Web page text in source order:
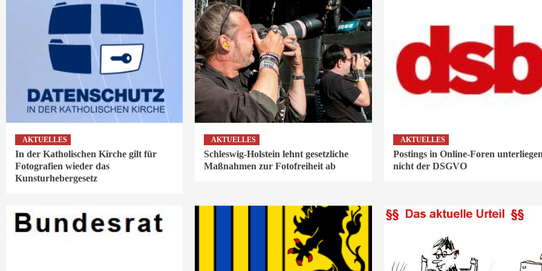
AKTUELLES
In der Katholischen Kirche gilt für
Fotografien wieder das
Kunsturhebergesetz
AKTUELLES
Schleswig-Holstein lehnt gesetzliche
Maßnahmen zur Fotofreiheit ab
AKTUELLES
Postings in Online-Foren
nicht der DSGVO